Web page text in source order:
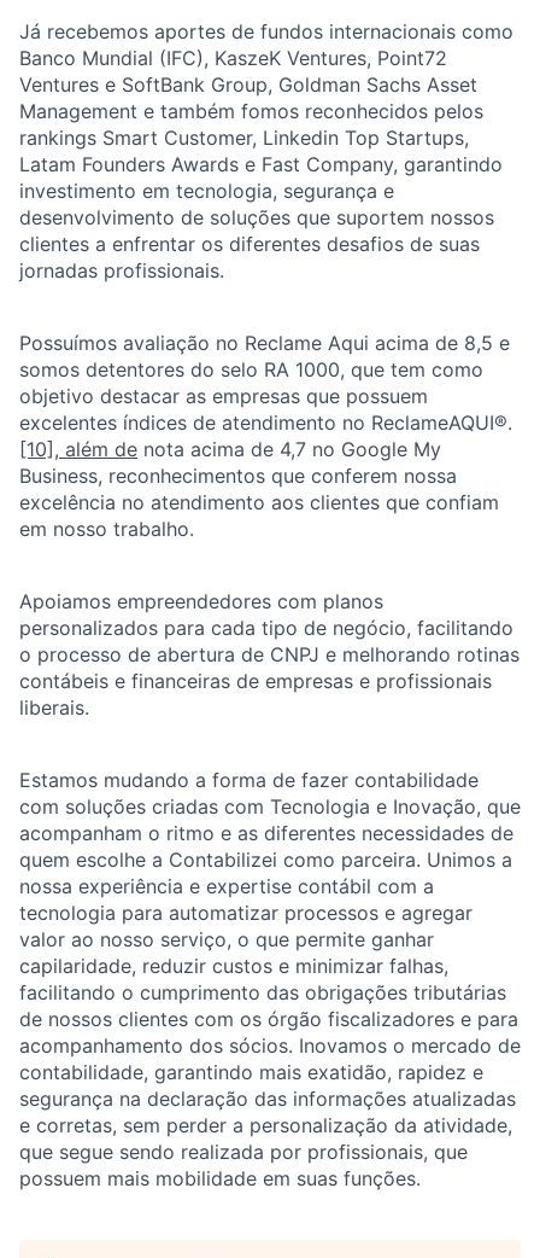
Já recebemos aportes de fundos internacionais como
Banco Mundial (IFC), KaszeK Ventures, Point72
Ventures e SoftBank Group, Goldman Sachs Asset
Management e também fomos reconhecidos pelos
rankings Smart Customer, Linkedin Top Startups,
Latam Founders Awards e Fast Company, garantindo
investimento em tecnologia, segurança e
desenvolvimento de soluções que suportem nossos
clientes a enfrentar os diferentes desafios de suas
jornadas profissionais.
Possuímos avaliação no Reclame Aqui acima de 8,5 e
somos detentores do selo RA 1000, que tem como
objetivo destacar as empresas que possuem
excelentes índices de atendimento no ReclameAQUI®.
[10], além de nota acima de 4,7 no Google My
Business, reconhecimentos que conferem nossa
excelência no atendimento aos clientes que confiam
em nosso trabalho.
Apoiamos empreendedores com planos
personalizados para cada tipo de negócio, facilitando
o processo de abertura de CNPJ e melhorando rotinas
contábeis e financeiras de empresas e profissionais
liberais.
Estamos mudando a forma de fazer contabilidade
com soluções criadas com Tecnologia e Inovação, que
acompanham o ritmo e as diferentes necessidades de
quem escolhe a Contabilizei como parceira. Unimos a
nossa experiência e expertise contábil com a
tecnologia para automatizar processos e agregar
valor ao nosso serviço, o que permite ganhar
capilaridade, reduzir custos e minimizar falhas,
facilitando o cumprimento das obrigações tributárias
de nossos clientes com os órgão fiscalizadores e para
acompanhamento dos sócios. Inovamos o mercado de
contabilidade, garantindo mais exatidão, rapidez e
segurança na declaração das informações atualizadas
e corretas, sem perder a personalização da atividade,
que segue sendo realizada por profissionais, que
possuem mais mobilidade em suas funções.